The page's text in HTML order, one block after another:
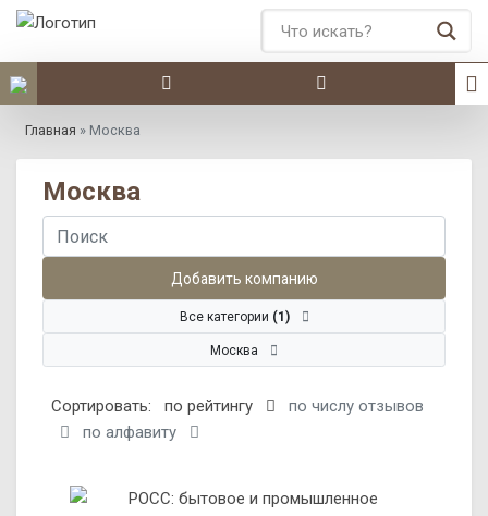
Главная » Москва
Москва
Добавить компанию
Все категории (1)
Москва
Сортировать: по рейтингу
по числу отзывов
по алфавиту